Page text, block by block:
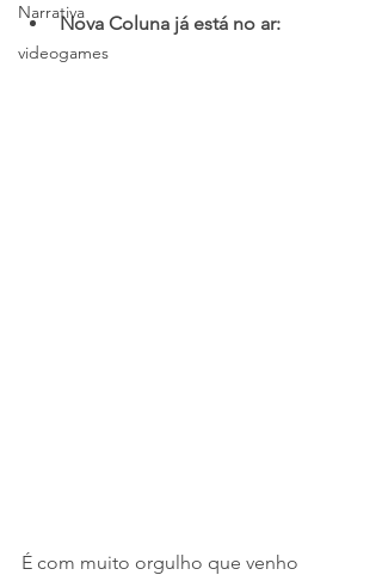
Narrativa
videogames
Nova Coluna já está no ar:
É com muito orgulho que venho